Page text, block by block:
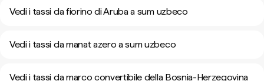
Vedi i tassi da fiorino di Aruba a sum uzbeco
Vedi i tassi da manat azero a sum uzbeco
Vedi i tassi da marco convertibile della Bosnia-Herzegovina